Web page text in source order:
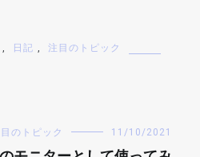
, 日記 ,
注目のトピック
のトピック 11/10/2021